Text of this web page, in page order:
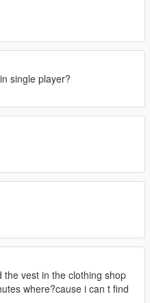
single player?
the vest in the clothing shop
where?cause i can t find